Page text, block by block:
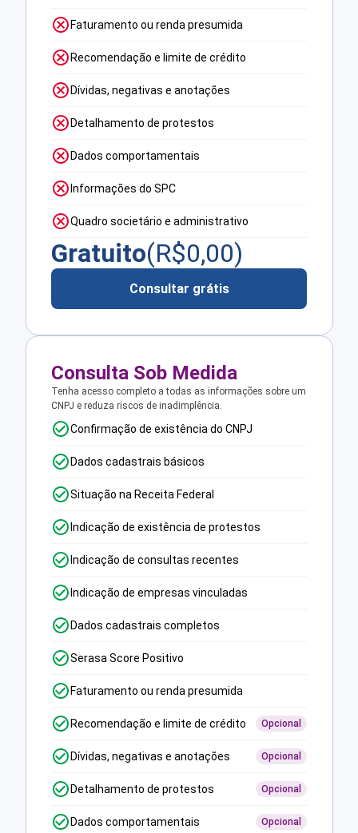
Faturamento ou renda presumida
Recomendação e limite de crédito
Dívidas, negativas e anotações
Detalhamento de protestos
Dados comportamentais
Informações do SPC
Quadro societário e administrativo
Gratuito(R$0,00)
Consultar grátis
Consulta Sob Medida
Tenha acesso completo a todas as informações sobre um
CNPJ e reduza riscos de inadimplência.
Confirmação de existência do CNPJ
Dados cadastrais básicos
Situação na Receita Federal
Indicação de existência de protestos
Indicação de consultas recentes
Indicação de empresas vinculadas
Dados cadastrais completos
Serasa Score Positivo
Faturamento ou renda presumida
Recomendação e limite de crédito Opcional
Dívidas, negativas e anotações Opcional
Detalhamento de protestos Opcional
Dados comportamentais Opcional